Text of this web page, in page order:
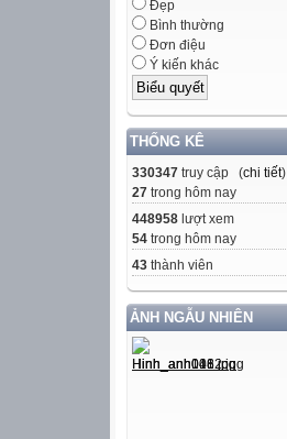
Đẹp
Bình thường
Đơn điệu
Ý kiến khác
THỐNG KÊ
330347 truy cập (chi tiết)
27 trong hôm nay
448958 lượt xem
54 trong hôm nay
43 thành viên
ẢNH NGẪU NHIÊN